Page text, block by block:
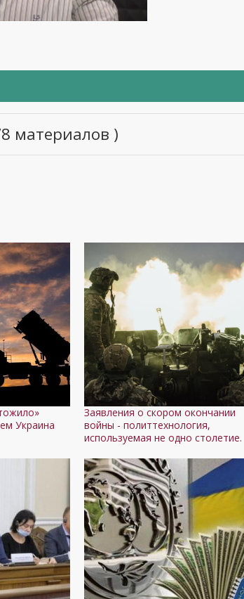
материалов )
Украина
Заявления о скором окончании
войны - политтехнология,
используемая не одно столетие.